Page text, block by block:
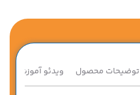
توضیحات محصول ویدئو آموزشی